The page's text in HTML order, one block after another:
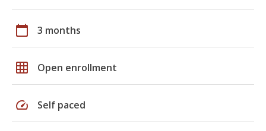
calendar_today 3 months
grid_on Open enrollment
speed Self paced